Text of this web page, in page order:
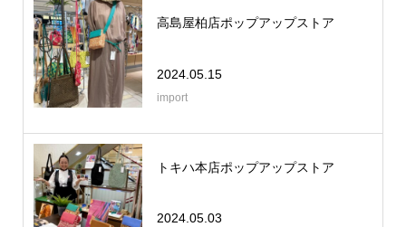
高島屋柏店ポップアップストア
2024.05.15
import
トキハ本店ポップアップストア
2024.05.03